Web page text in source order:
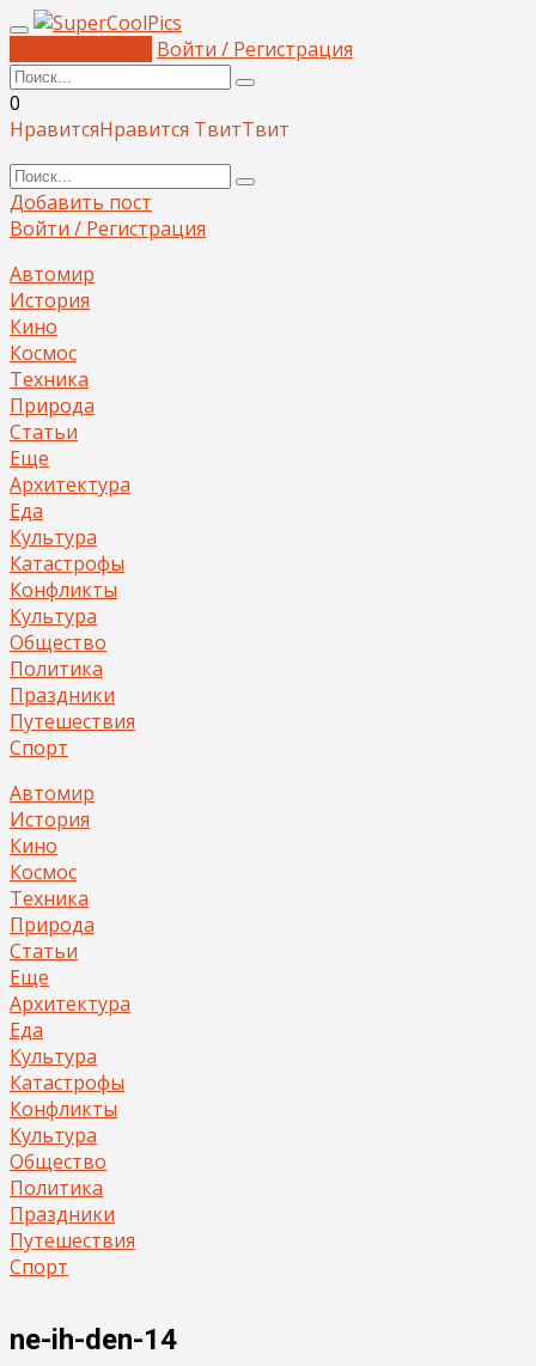
Войти / Регистрация
0
НравитсяНравится ТвитТвит
Добавить пост
Войти / Регистрация
Автомир
История
Кино
Космос
Техника
Природа
Статьи
Еще
Архитектура
Еда
Культура
Катастрофы
Конфликты
Культура
Общество
Политика
Праздники
Путешествия
Спорт
Автомир
История
Кино
Космос
Техника
Природа
Статьи
Еще
Архитектура
Еда
Культура
Катастрофы
Конфликты
Культура
Общество
Политика
Праздники
Путешествия
Спорт
ne-ih-den-14